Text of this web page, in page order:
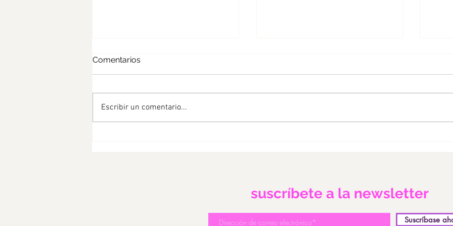
Comentarios
Escribir un comentario...
suscríbete a la newsletter
Suscríbase